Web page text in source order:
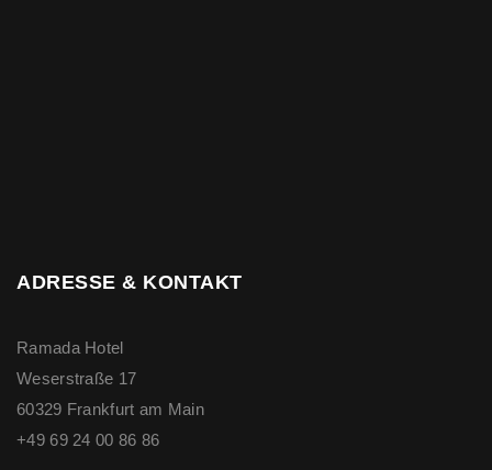
ADRESSE & KONTAKT
Ramada Hotel
Weserstraße 17
60329 Frankfurt am Main
+49 69 24 00 86 86